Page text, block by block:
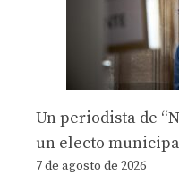
Un periodista de
un electo
7 de agosto de 2026